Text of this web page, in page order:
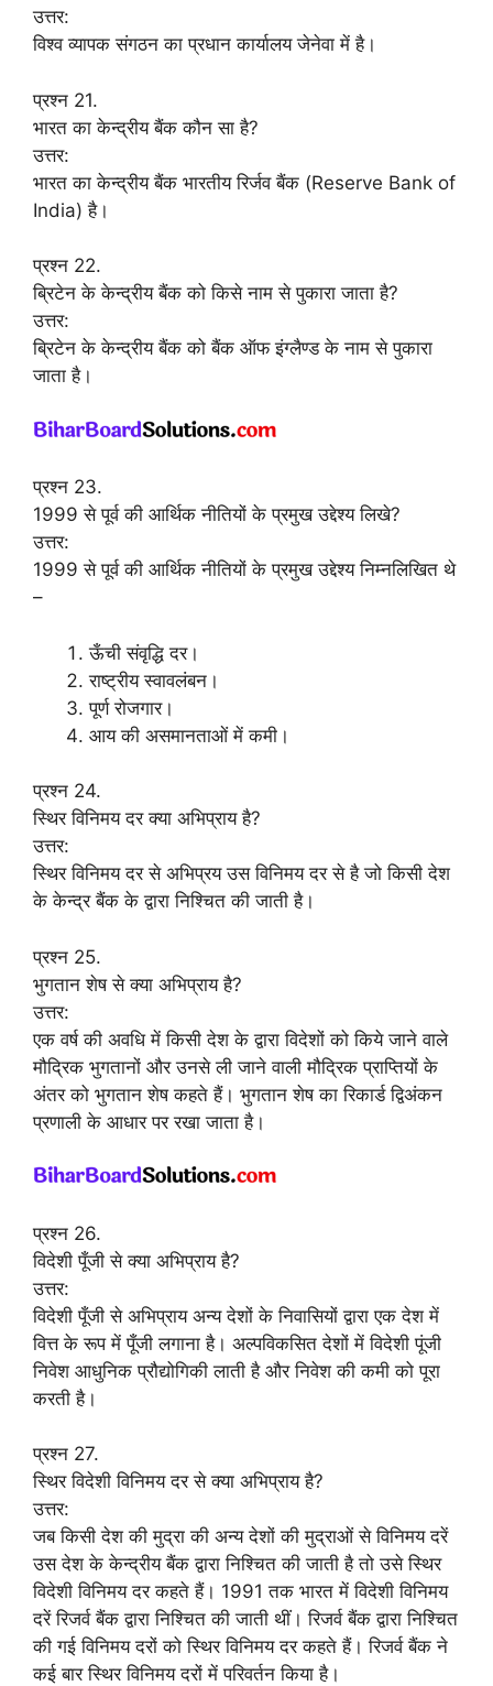
उत्तर:
विश्व व्यापक संगठन का प्रधान कार्यालय जेनेवा में है।
प्रश्न 21.
भारत का केन्द्रीय बैंक कौन सा है?
उत्तर:
भारत का केन्द्रीय बैंक भारतीय रिर्जव बैंक (Reserve Bank of
India) है।
प्रश्न 22.
ब्रिटेन के केन्द्रीय बैंक को किसे नाम से पुकारा जाता है?
उत्तर:
ब्रिटेन के केन्द्रीय बैंक को बैंक ऑफ इंग्लैण्ड के नाम से पुकारा
जाता है।
प्रश्न 23.
1999 से पूर्व की आर्थिक नीतियों के प्रमुख उद्देश्य लिखे?
उत्तर:
1999 से पूर्व की आर्थिक नीतियों के प्रमुख उद्देश्य निम्नलिखित थे
–
ऊँची संवृद्धि दर।
राष्ट्रीय स्वावलंबन।
पूर्ण रोजगार।
आय की असमानताओं में कमी।
प्रश्न 24.
स्थिर विनिमय दर क्या अभिप्राय है?
उत्तर:
स्थिर विनिमय दर से अभिप्रय उस विनिमय दर से है जो किसी देश
के केन्द्र बैंक के द्वारा निश्चित की जाती है।
प्रश्न 25.
भुगतान शेष से क्या अभिप्राय है?
उत्तर:
एक वर्ष की अवधि में किसी देश के द्वारा विदेशों को किये जाने वाले
मौद्रिक भुगतानों और उनसे ली जाने वाली मौद्रिक प्राप्तियों के
अंतर को भुगतान शेष कहते हैं। भुगतान शेष का रिकार्ड द्विअंकन
प्रणाली के आधार पर रखा जाता है।
प्रश्न 26.
विदेशी पूँजी से क्या अभिप्राय है?
उत्तर:
विदेशी पूँजी से अभिप्राय अन्य देशों के निवासियों द्वारा एक देश में
वित्त के रूप में पूँजी लगाना है। अल्पविकसित देशों में विदेशी पूंजी
निवेश आधुनिक प्रौद्योगिकी लाती है और निवेश की कमी को पूरा
करती है।
प्रश्न 27.
स्थिर विदेशी विनिमय दर से क्या अभिप्राय है?
उत्तर:
जब किसी देश की मुद्रा की अन्य देशों की मुद्राओं से विनिमय दरें
उस देश के केन्द्रीय बैंक द्वारा निश्चित की जाती है तो उसे स्थिर
विदेशी विनिमय दर कहते हैं। 1991 तक भारत में विदेशी विनिमय
दरें रिजर्व बैंक द्वारा निश्चित की जाती थीं। रिजर्व बैंक द्वारा निश्चित
की गई विनिमय दरों को स्थिर विनिमय दर कहते हैं। रिजर्व बैंक ने
कई बार स्थिर विनिमय दरों में परिवर्तन किया है।